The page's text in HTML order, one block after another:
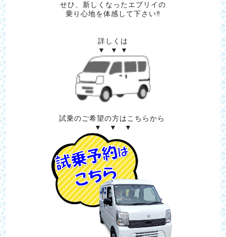
せひ、新しくなったエブリイの
乗り心地を体感して下さい‼
詳しくは
▼ ▼ ▼
試乗のご希望の方はこちらから
▼ ▼ ▼